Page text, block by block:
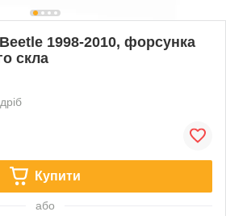
1998-2010, форсунка
скла
Купити
або